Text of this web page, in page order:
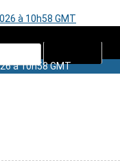
à 10h58 GMT
à 10h58 GMT